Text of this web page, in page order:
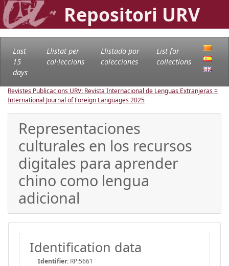
Repositori URV
Last
15
days
Llistat per
col·leccions
Llistado por
colecciones
List for
collections
Revistes Publicacions URV: Revista Internacional de Lenguas Extranjeras =
International Journal of Foreign Languages2025
Representaciones
culturales en los recursos
digitales para aprender
chino como lengua
adicional
Identification data
Identifier: RP:5661